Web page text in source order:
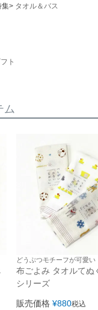
集
タオル＆バス
ト
ム
どうぶつモチーフが可愛い
布ごよみ タオルてぬ
シリーズ
販売価格 ¥880税込